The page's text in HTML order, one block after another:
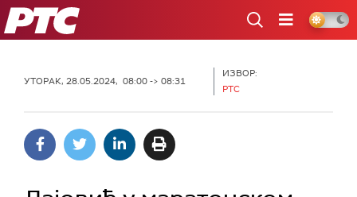
РТС
УТОРАК, 28.05.2024, 08:00 -> 08:31
ИЗВОР:
РТС